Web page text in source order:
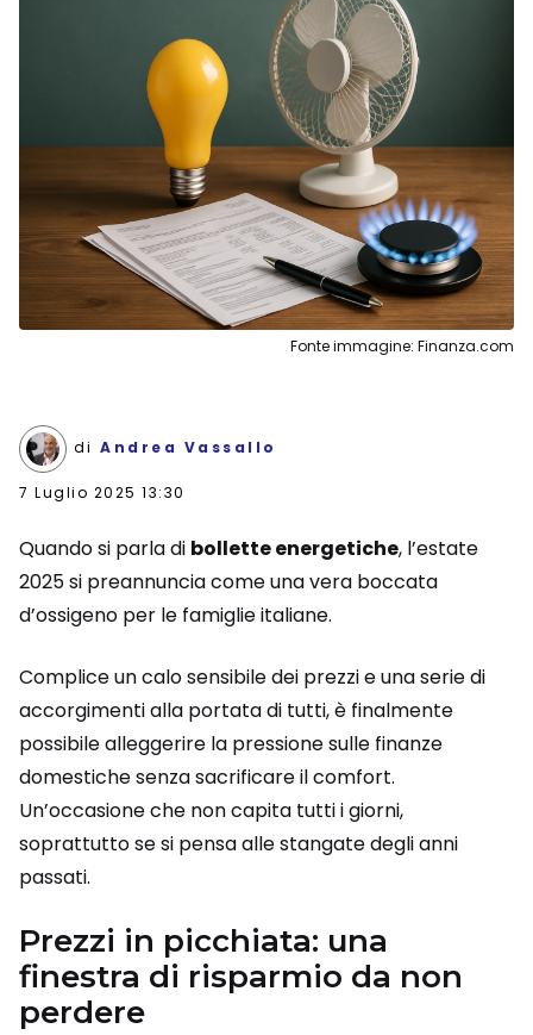
Fonte immagine: Finanza.com
di Andrea Vassallo
7 Luglio 2025 13:30
Quando si parla di bollette energetiche, l’estate
2025 si preannuncia come una vera boccata
d’ossigeno per le famiglie italiane.
Complice un calo sensibile dei prezzi e una serie di
accorgimenti alla portata di tutti, è finalmente
possibile alleggerire la pressione sulle finanze
domestiche senza sacrificare il comfort.
Un’occasione che non capita tutti i giorni,
soprattutto se si pensa alle stangate degli anni
passati.
Prezzi in picchiata: una
finestra di risparmio da non
perdere